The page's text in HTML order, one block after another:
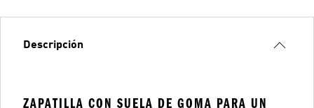
Descripción
ZAPATILLA CON SUELA DE GOMA PARA UN